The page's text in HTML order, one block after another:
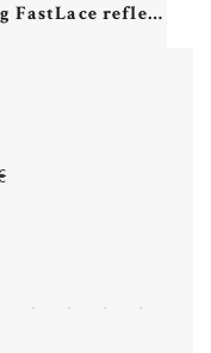
ULTEAM RACE Lacets running FastLace reflective Red